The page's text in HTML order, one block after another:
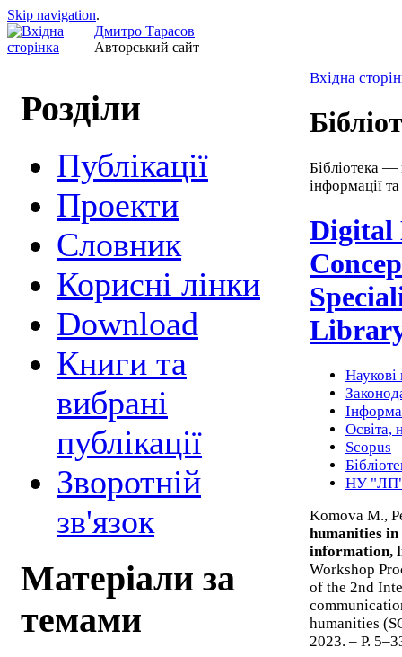
Skip navigation.
Дмитро Тарасов
Авторський сайт
Розділи
Публікації
Проекти
Cловник
Корисні лінки
Download
Книги та
вибрані
публікації
Зворотній
зв'язок
Матеріали за
темами
Вхідна
Бібліотека —
інформації
Digital
Наукові
Освіта,
Scopus
НУ
Komova M.,
humanities
information,
Workshop
of the 2nd
humanities
2023. – P.